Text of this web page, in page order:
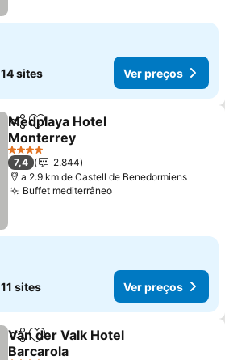
14 sites Ver preços
PartilharAdicionar aos favoritos
Medplaya Hotel
Monterrey
4 Estrelas
7,4
2.844
a 2.9 km de Castell de Benedormiens
Buffet mediterrâneo
11 sites Ver preços
PartilharAdicionar aos favoritos
Van der Valk Hotel
Barcarola